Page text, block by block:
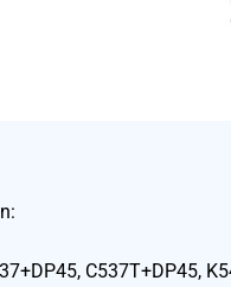
C537T+DP45,